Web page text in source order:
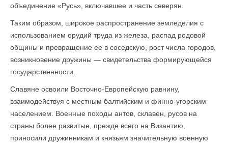
объединение «Русь», включавшее и часть северян.
Таким образом, широкое распространение земледелия с
использованием орудий труда из железа, распад родовой
общины и превращение ее в соседскую, рост числа городов,
возникновение дружины — свидетельства формирующейся
государственности.
Славяне освоили Восточно-Европейскую равнину,
взаимодействуя с местным балтийским и финно-угорским
населением. Военные походы антов, склавен, русов на
страны более развитые, прежде всего на Византию,
приносили дружинникам и князьям значительную военную